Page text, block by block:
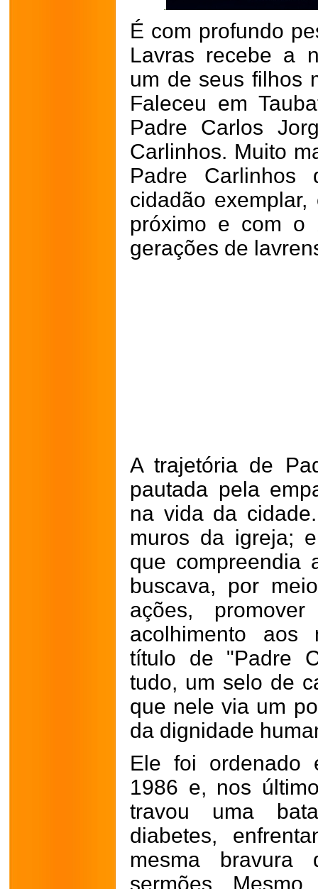
É com profundo
Lavras recebe a
um de seus filhos
Faleceu em
Padre Carlos
Carlinhos. Muito
Padre Carlinhos
cidadão
próximo e com o
gerações de
A trajetória de
pautada pela
na vida da
muros da igreja;
que compreendia
buscava, por
ações,
acolhimento aos
título de "Padre
tudo, um selo de
que nele via um
da dignidade
Ele foi ordenado
1986 e, nos
travou uma
diabetes,
mesma bravura
sermões.